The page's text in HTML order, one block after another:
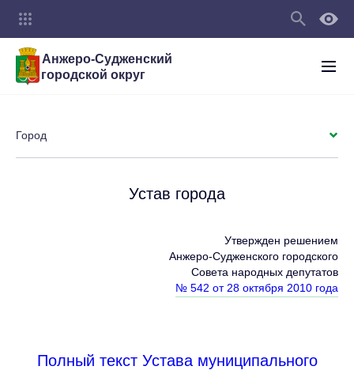
Анжеро-Судженский
городской округ
Устав города
Утвержден решением
Анжеро-Судженского городского
Совета народных депутатов
№ 542 от 28 октября 2010 года
Полный текст Устава муниципального
Город